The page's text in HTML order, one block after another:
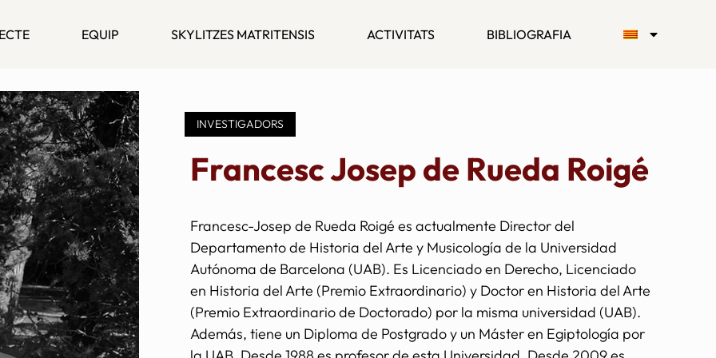
EQUIP SKYLITZES MATRITENSIS ACTIVITATS BIBLIOGRAFIA
INVESTIGADORS
Francesc Josep de Rueda Roigé
Francesc-Josep de Rueda Roigé es actualmente Director del
Departamento de Historia del Arte y Musicología de la Universidad
Autónoma de Barcelona (UAB). Es Licenciado en Derecho, Licenciado
en Historia del Arte (Premio Extraordinario) y Doctor en Historia del Arte
(Premio Extraordinario de Doctorado) por la misma universidad (UAB).
Además, tiene un Diploma de Postgrado y un Máster en Egiptología por